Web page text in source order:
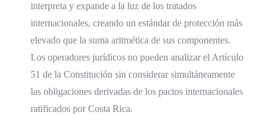
interpreta y expande a la luz de los tratados
internacionales, creando un estándar de protección más
elevado que la suma aritmética de sus componentes.
Los operadores jurídicos no pueden analizar el Artículo
51 de la Constitución sin considerar simultáneamente
las obligaciones derivadas de los pactos internacionales
ratificados por Costa Rica.